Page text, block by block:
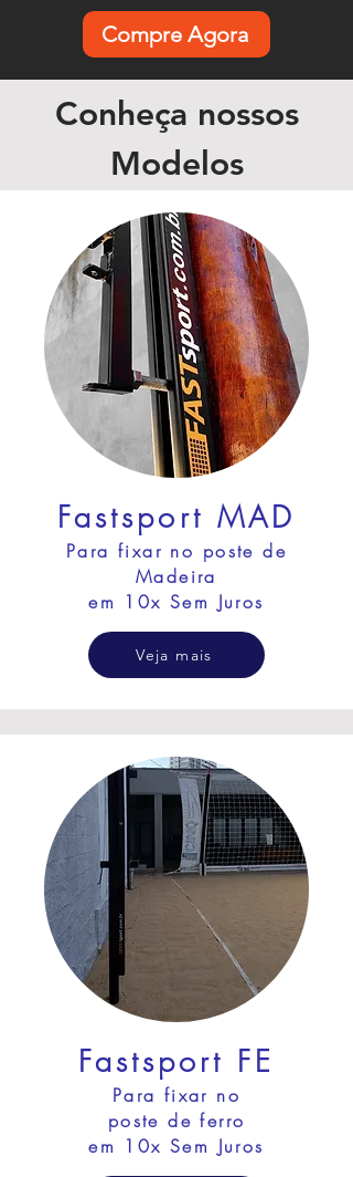
Compre Agora
Conheça nossos
Modelos
Fastsport MAD
Para fixar no poste de
Madeira
em 10x Sem Juros
Veja mais
Fastsport FE
Para fixar no
poste de ferro
em 10x Sem Juros